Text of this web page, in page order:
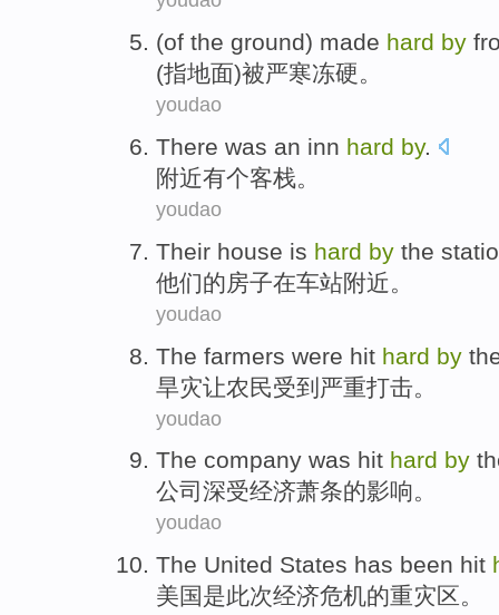
(of the ground) made hard by
(指地面)被严寒冻硬。
youdao
There was an inn hard by.
附近有个客栈。
youdao
Their house is hard by the
他们的房子在车站附近。
youdao
The farmers were hit hard by
旱灾让农民受到 严重打击。
youdao
The company was hit hard by
公司 深受经济萧条的影响。
youdao
The United States has been hit
美国是此次经济危机的重灾区。